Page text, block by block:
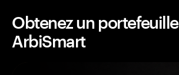
Obtenez un portefeuille
ArbiSmart